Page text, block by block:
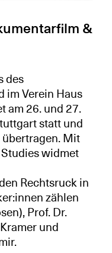
&
des
im Verein Haus
am 26. und 27.
statt und
Mit
widmet
Rechtsruck in
zählen
Prof. Dr.
und